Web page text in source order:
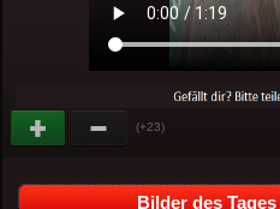
(+23)
Bilder des Tages